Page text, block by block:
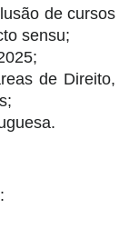
de cursos
sensu;
de Direito,